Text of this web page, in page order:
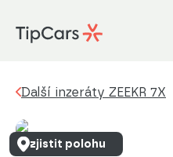
Další inzeráty ZEEKR 7X
zjistit polohu